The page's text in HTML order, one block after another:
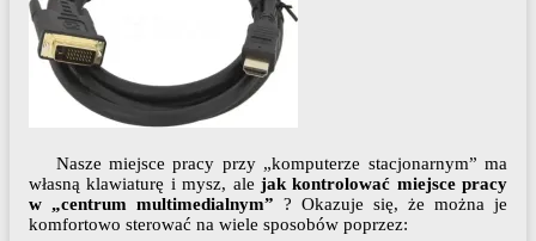
Nasze miejsce pracy przy „komputerze stacjonarnym” ma
własną klawiaturę i mysz, ale jak kontrolować miejsce pracy
w „centrum multimedialnym” ? Okazuje się, że można je
komfortowo sterować na wiele sposobów poprzez: